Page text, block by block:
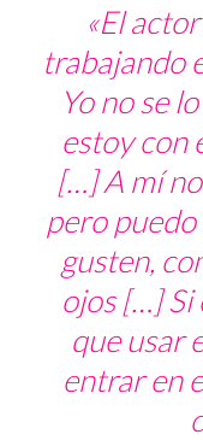
«El
trabajando
Yo no se
estoy con
[…] A mí
pero puedo
gusten,
ojos […] Si
que usar
entrar en